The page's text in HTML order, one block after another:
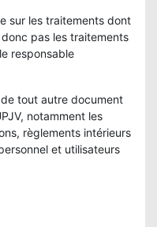
sur les traitements dont
donc pas les traitements
responsable
tout autre document
notamment les
règlements intérieurs
et utilisateurs